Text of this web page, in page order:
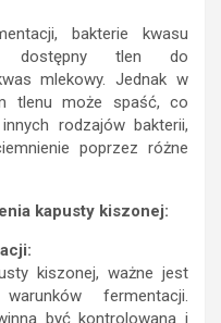
bakterie kwasu
dostępny tlen do
mlekowy. Jednak w
tlenu może spaść, co
rodzajów bakterii,
poprzez różne
kapusty kiszonej:
kiszonej, ważne jest
fermentacji.
być kontrolowana i